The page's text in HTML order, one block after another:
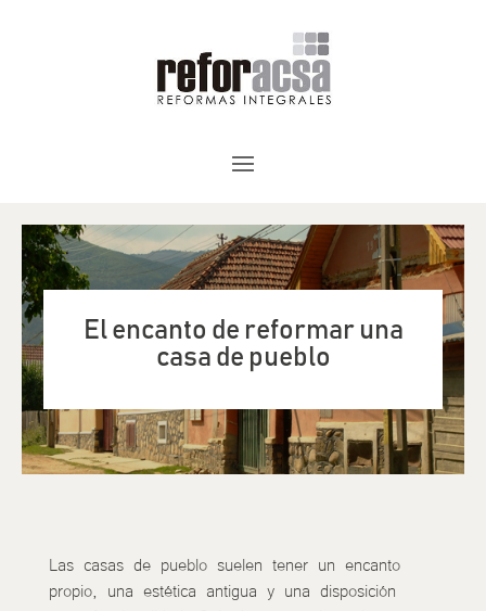
El encanto de reformar una
casa de pueblo
Las casas de pueblo suelen tener un encanto
propio, una estética antigua y una disposición